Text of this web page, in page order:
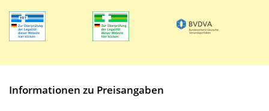
Informationen zu Preisangaben